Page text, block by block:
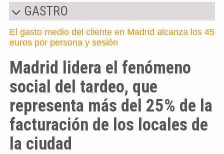
GASTRO
El gasto medio del cliente en Madrid alcanza los 45
euros por persona y sesión
Madrid lidera el fenómeno
social del tardeo, que
representa más del 25% de la
facturación de los locales de
la ciudad